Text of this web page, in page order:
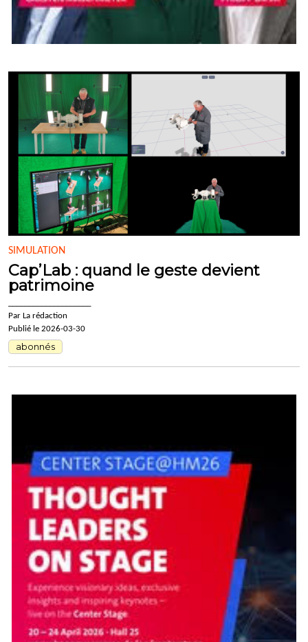
SIMULATION
Cap’Lab : quand le geste devient
patrimoine
Par La rédaction
Publié le 2026-03-30
abonnés